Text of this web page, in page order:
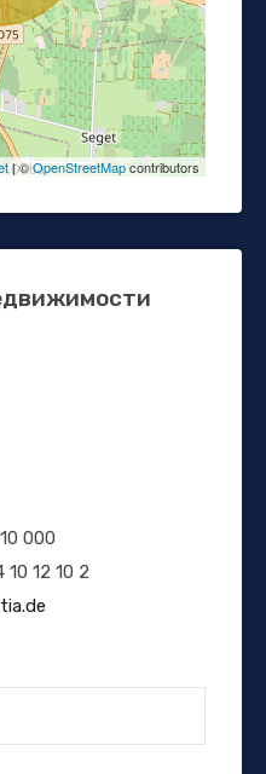
| ©OpenStreetMapcontributors
000
10 12 10 2